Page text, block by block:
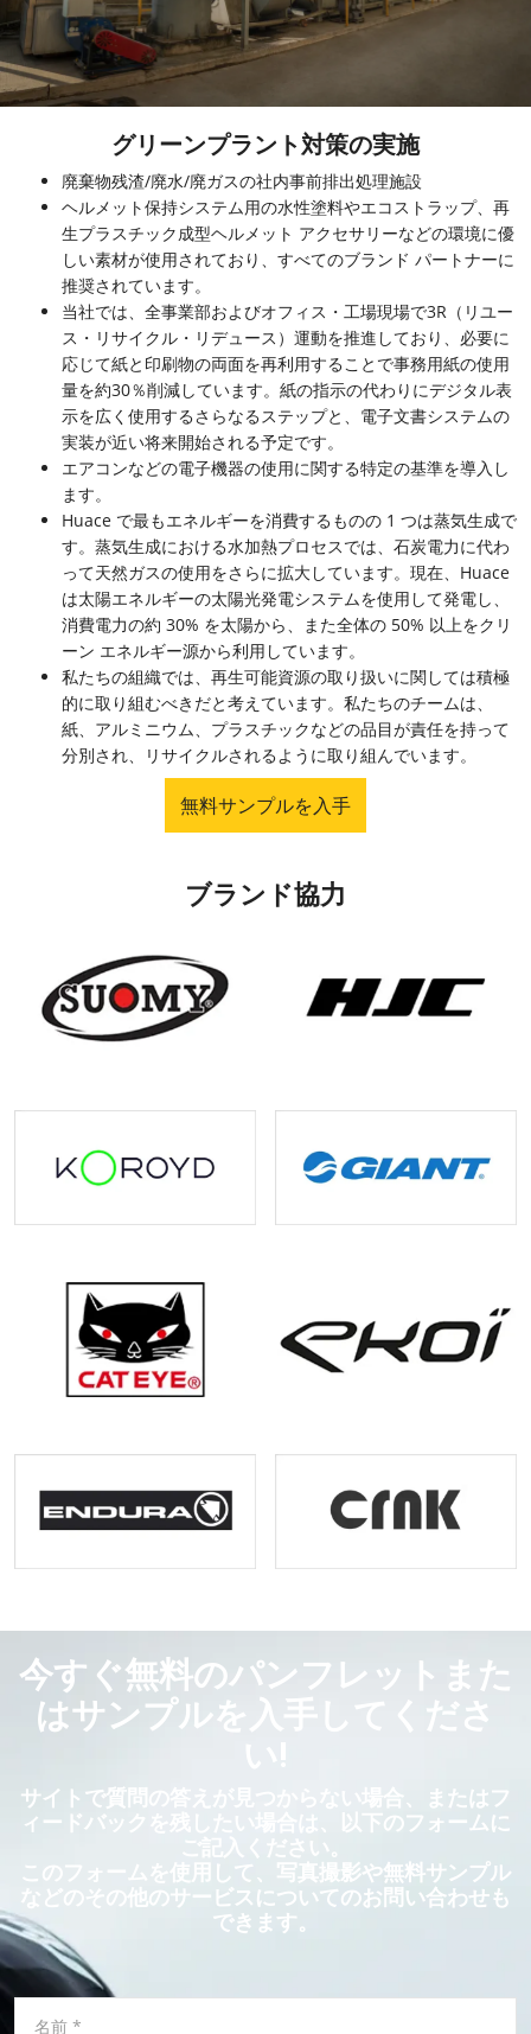
グリーンプラント対策の実施
廃棄物残渣/廃水/廃ガスの社内事前排出処理施設
ヘルメット保持システム用の水性塗料やエコストラップ、再
生プラスチック成型ヘルメット アクセサリーなどの環境に優
しい素材が使用されており、すべてのブランド パートナーに
推奨されています。
当社では、全事業部およびオフィス・工場現場で3R（リユー
ス・リサイクル・リデュース）運動を推進しており、必要に
応じて紙と印刷物の両面を再利用することで事務用紙の使用
量を約30％削減しています。紙の指示の代わりにデジタル表
示を広く使用するさらなるステップと、電子文書システムの
実装が近い将来開始される予定です。
エアコンなどの電子機器の使用に関する特定の基準を導入し
ます。
Huace で最もエネルギーを消費するものの 1 つは蒸気生成で
す。蒸気生成における水加熱プロセスでは、石炭電力に代わ
って天然ガスの使用をさらに拡大しています。現在、Huace
は太陽エネルギーの太陽光発電システムを使用して発電し、
消費電力の約 30% を太陽から、また全体の 50% 以上をクリ
ーン エネルギー源から利用しています。
私たちの組織では、再生可能資源の取り扱いに関しては積極
的に取り組むべきだと考えています。私たちのチームは、
紙、アルミニウム、プラスチックなどの品目が責任を持って
分別され、リサイクルされるように取り組んでいます。
無料サンプルを入手
ブランド協力
今すぐ無料のパンフレットまた
はサンプルを入手してくださ
サイトで質問の答えが見つからない場合、またはフ
ィードバックを残したい場合は、以下のフォームに
ご記入ください。
このフォームを使用して、写真撮影や無料サンプル
などのその他のサービスについてのお問い合わせも
できます。
名前 *